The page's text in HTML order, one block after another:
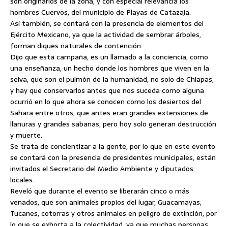
hombres Cuervos, del municipio de Playas de Catazaja.
Así también, se contará con la presencia de elementos del
Ejército Mexicano, ya que la actividad de sembrar árboles,
forman diques naturales de contención.
Dijo que esta campaña, es un llamado a la conciencia, como
una enseñanza, un hecho donde los hombres que viven en la
selva, que son el pulmón de la humanidad, no solo de Chiapas,
y hay que conservarlos antes que nos suceda como alguna
ocurrió en lo que ahora se conocen como los desiertos del
Sahara entre otros, que antes eran grandes extensiones de
llanuras y grandes sabanas, pero hoy solo generan destrucción
y muerte.
Se trata de concientizar a la gente, por lo que en este evento
se contará con la presencia de presidentes municipales, están
invitados el Secretario del Medio Ambiente y diputados
locales.
Reveló que durante el evento se liberarán cinco o más
venados, que son animales propios del lugar, Guacamayas,
Tucanes, cotorras y otros animales en peligro de extinción, por